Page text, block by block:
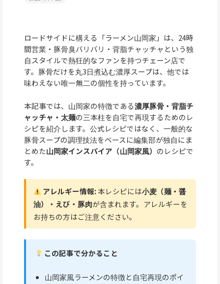
ロードサイドに構える「ラーメン山岡家」は、24時
間営業・豚骨臭バリバリ・背脂チャッチャという独
自スタイルで熱狂的なファンを持つチェーン店で
す。豚骨だけを丸3日煮込む濃厚スープは、他では
味わえない唯一無二の個性を持っています。
本記事では、山岡家の特徴である濃厚豚骨・背脂チ
ャッチャ・太麺の三本柱を自宅で再現するためのレ
シピを紹介します。公式レシピではなく、一般的な
豚骨スープの調理技法をベースに編集部が独自にま
とめた山岡家インスパイア（山岡家風） のレシピで
す。
アレルギー情報:本レシピには小麦（麺・醤
油）・えび・豚肉が含まれます。アレルギーを
お持ちの方はご注意ください。
この記事で分かること
山岡家風ラーメンの特徴と自宅再現のポイ